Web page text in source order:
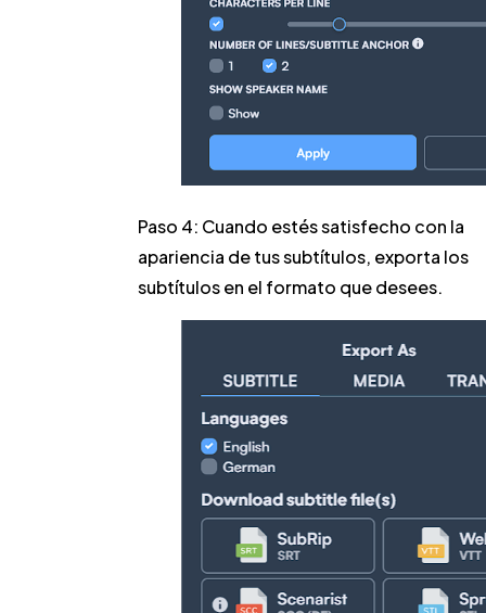
Paso 4: Cuando estés satisfecho con la
apariencia de tus subtítulos, exporta los
subtítulos en el formato que desees.